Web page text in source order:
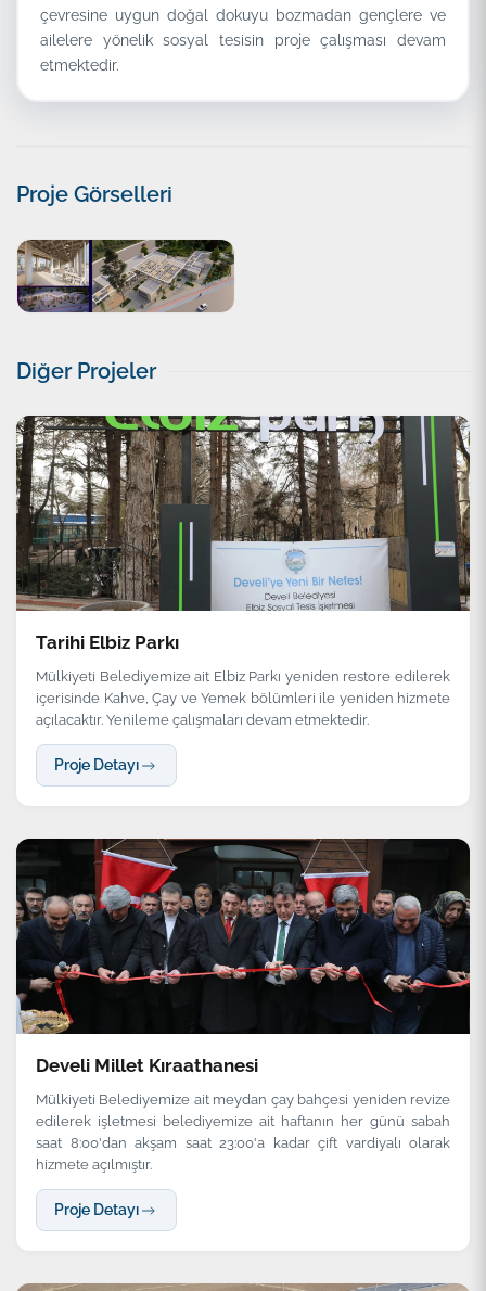
çevresine uygun doğal dokuyu bozmadan gençlere ve
ailelere yönelik sosyal tesisin proje çalışması devam
etmektedir.
Proje Görselleri
Diğer Projeler
Tarihi Elbiz Parkı
Mülkiyeti Belediyemize ait Elbiz Parkı yeniden restore edilerek
içerisinde Kahve, Çay ve Yemek bölümleri ile yeniden hizmete
açılacaktır. Yenileme çalışmaları devam etmektedir.
Proje Detayı
Develi Millet Kıraathanesi
Mülkiyeti Belediyemize ait meydan çay bahçesi yeniden revize
edilerek işletmesi belediyemize ait haftanın her günü sabah
saat 8:00'dan akşam saat 23:00'a kadar çift vardiyalı olarak
hizmete açılmıştır.
Proje Detayı